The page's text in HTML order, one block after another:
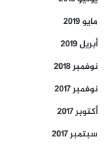
مايو 2019
أبريل 2019
نوفمبر 2018
نوفمبر 2017
أكتوبر 2017
سبتمبر 2017